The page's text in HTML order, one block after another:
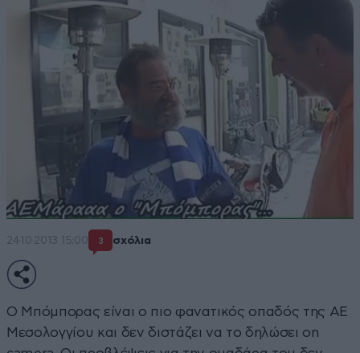
24·10·2013 15:00 3 σχόλια
Ο Μπόμπορας είναι ο πιο φανατικός οπαδός της ΑΕ
Μεσολογγίου και δεν διστάζει να το δηλώσει οn